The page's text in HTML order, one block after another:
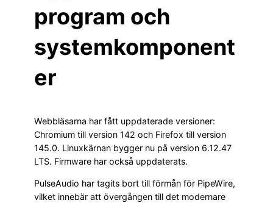
program och
systemkomponent
er
Webbläsarna har fått uppdaterade versioner:
Chromium till version 142 och Firefox till version
145.0. Linuxkärnan bygger nu på version 6.12.47
LTS. Firmware har också uppdaterats.
PulseAudio har tagits bort till förmån för PipeWire,
vilket innebär att övergången till det modernare